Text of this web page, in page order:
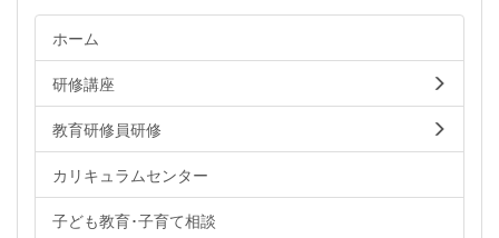
ホーム
研修講座
教育研修員研修
カリキュラムセンター
子ども教育･子育て相談